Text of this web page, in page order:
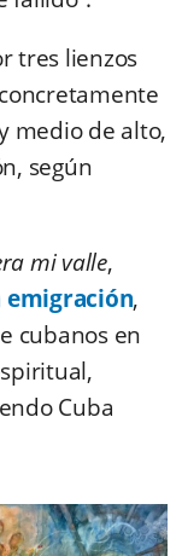
tres lienzos
medio de alto,
según
mi valle,
emigración,
cubanos en
Cuba